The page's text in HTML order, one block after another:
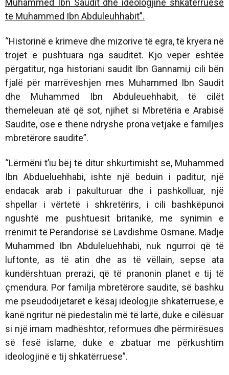
të Muhammed Ibn Abduleuhhabit”.
“Historinë e krimeve dhe mizorive të egra, të kryera në
trojet e pushtuara nga sauditët. Kjo vepër ështëe
përgatitur, nga historiani saudit Ibn Gannami,i cili bën
fjalë për marrëveshjen mes Muhammed Ibn Saudit
dhe Muhammed Ibn Abduleuehhabit, të cilët
themeleuan atë që sot, njihet si Mbretëria e Arabisë
Saudite, ose e thënë ndryshe prona vetjake e familjes
mbretërore saudite”.
“Lërmëni t’iu bëj të ditur shkurtimisht se, Muhammed
Ibn Abdueluehhabi, ishte një beduin i paditur, një
endacak arab i pakulturuar dhe i pashkolluar, një
shpellar i vërtetë i shkretërirs, i cili bashkëpunoi
ngushtë me pushtuesit britanikë, me synimin e
rrënimit të Perandorisë së Lavdishme Osmane. Madje
Muhammed Ibn Abduleluehhabi, nuk ngurroi që të
luftonte, as të atin dhe as të vëllain, sepse ata
kundërshtuan prerazi, që të pranonin planet e tij të
çmendura. Por familja mbretërore saudite, së bashku
me pseudodijetarët e kësaj ideologjie shkatërruese, e
kanë ngritur në piedestalin më të lartë, duke e cilësuar
si një imam madhështor, reformues dhe përmirësues
së fesë islame, duke e zbatuar me përkushtim
ideologjinë e tij shkatërruese”.